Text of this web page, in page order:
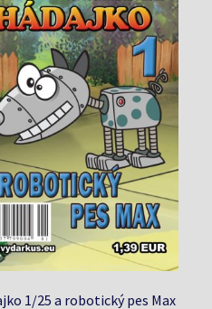
1/25 a robotický pes Max